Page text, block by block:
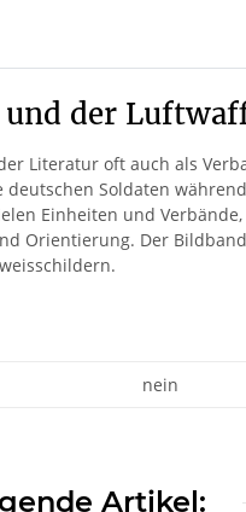
der
Literatur oft auch als
Soldaten
Einheiten und
Orientierung. Der
nein
Artikel: